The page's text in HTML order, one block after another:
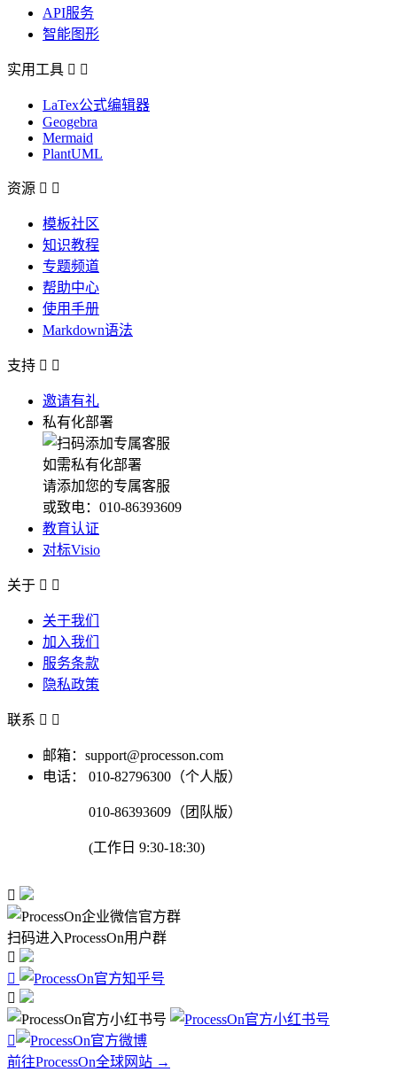
API服务
智能图形
实用工具  
LaTex公式编辑器
Geogebra
Mermaid
PlantUML
资源  
模板社区
知识教程
专题频道
帮助中心
使用手册
Markdown语法
支持  
邀请有礼
私有化部署
如需私有化部署
请添加您的专属客服
或致电：010-86393609
教育认证
对标Visio
关于  
关于我们
加入我们
服务条款
隐私政策
联系  
邮箱：support@processon.com
电话：
010-82796300（个人版）
010-86393609（团队版）
(工作日 9:30-18:30)

扫码进入ProcessOn用户群




前往ProcessOn全球网站 →